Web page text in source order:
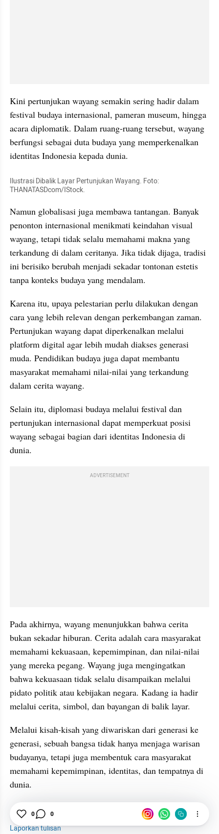
Kini pertunjukan wayang semakin sering hadir dalam
festival budaya internasional, pameran museum, hingga
acara diplomatik. Dalam ruang-ruang tersebut, wayang
berfungsi sebagai duta budaya yang memperkenalkan
identitas Indonesia kepada dunia.
Ilustrasi Dibalik Layar Pertunjukan Wayang. Foto:
THANATASDcom/IStock.
Namun globalisasi juga membawa tantangan. Banyak
penonton internasional menikmati keindahan visual
wayang, tetapi tidak selalu memahami makna yang
terkandung di dalam ceritanya. Jika tidak dijaga, tradisi
ini berisiko berubah menjadi sekadar tontonan estetis
tanpa konteks budaya yang mendalam.
Karena itu, upaya pelestarian perlu dilakukan dengan
cara yang lebih relevan dengan perkembangan zaman.
Pertunjukan wayang dapat diperkenalkan melalui
platform digital agar lebih mudah diakses generasi
muda. Pendidikan budaya juga dapat membantu
masyarakat memahami nilai-nilai yang terkandung
dalam cerita wayang.
Selain itu, diplomasi budaya melalui festival dan
pertunjukan internasional dapat memperkuat posisi
wayang sebagai bagian dari identitas Indonesia di
dunia.
ADVERTISEMENT
Pada akhirnya, wayang menunjukkan bahwa cerita
bukan sekadar hiburan. Cerita adalah cara masyarakat
memahami kekuasaan, kepemimpinan, dan nilai-nilai
yang mereka pegang. Wayang juga mengingatkan
bahwa kekuasaan tidak selalu disampaikan melalui
pidato politik atau kebijakan negara. Kadang ia hadir
melalui cerita, simbol, dan bayangan di balik layar.
Melalui kisah-kisah yang diwariskan dari generasi ke
generasi, sebuah bangsa tidak hanya menjaga warisan
budayanya, tetapi juga membentuk cara masyarakat
memahami kepemimpinan, identitas, dan tempatnya di
dunia.
Wayang UNESCO
Politik
Laporkan tulisan
0 0